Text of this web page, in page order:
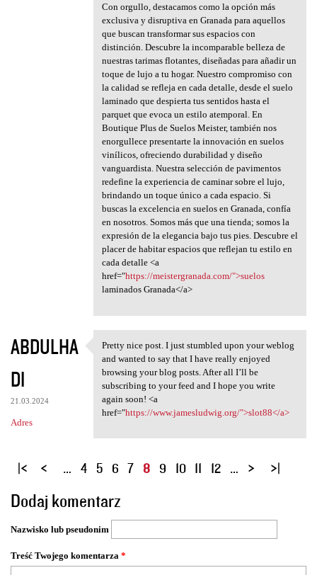
Con orgullo, destacamos como la opción más
exclusiva y disruptiva en Granada para aquellos
que buscan transformar sus espacios con
distinción. Descubre la incomparable belleza de
nuestras tarimas flotantes, diseñadas para añadir un
toque de lujo a tu hogar. Nuestro compromiso con
la calidad se refleja en cada detalle, desde el suelo
laminado que despierta tus sentidos hasta el
parquet que evoca un estilo atemporal. En
Boutique Plus de Suelos Meister, también nos
enorgullece presentarte la innovación en suelos
vinílicos, ofreciendo durabilidad y diseño
vanguardista. Nuestra selección de pavimentos
redefine la experiencia de caminar sobre el lujo,
brindando un toque único a cada espacio. Si
buscas la excelencia en suelos en Granada, confía
en nosotros. Somos más que una tienda; somos la
expresión de la elegancia bajo tus pies. Descubre el
placer de habitar espacios que reflejan tu estilo en
cada detalle <a
href="https://meistergranada.com/">suelos
laminados Granada</a>
ABDULHA
DI
21.03.2024
Adres
Pretty nice post. I just
Pretty nice post. I just stumbled upon your weblog
and wanted to say that I have really enjoyed
browsing your blog posts. After all I’ll be
subscribing to your feed and I hope you write
again soon! <a
href="https://www.jamesludwig.org/">slot88</a>
S
r
o
y
… 4 5 6 7 8 9 10 11 12 …
Dodaj komentarz
Nazwisko lub pseudonim
Treść Twojego komentarza *